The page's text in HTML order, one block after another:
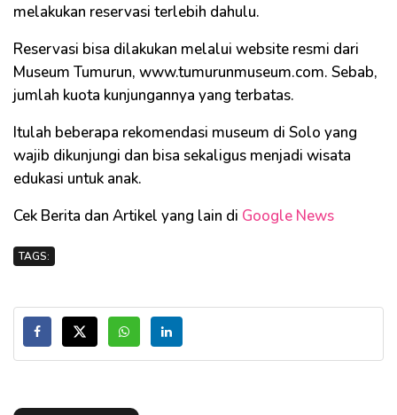
melakukan reservasi terlebih dahulu.
Reservasi bisa dilakukan melalui website resmi dari
Museum Tumurun, www.tumurunmuseum.com. Sebab,
jumlah kuota kunjungannya yang terbatas.
Itulah beberapa rekomendasi museum di Solo yang
wajib dikunjungi dan bisa sekaligus menjadi wisata
edukasi untuk anak.
Cek Berita dan Artikel yang lain di Google News
TAGS: